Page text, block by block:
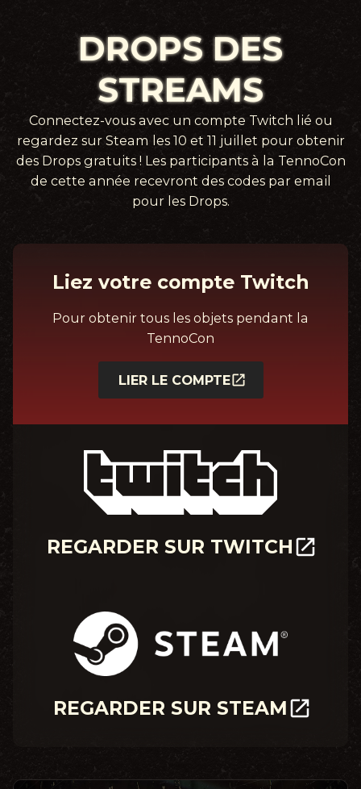
DROPS DES
STREAMS
Connectez-vous avec un compte Twitch lié ou
regardez sur Steam les 10 et 11 juillet pour obtenir
des Drops gratuits ! Les participants à la TennoCon
de cette année recevront des codes par email
pour les Drops.
Liez votre compte Twitch
Pour obtenir tous les objets pendant la
TennoCon
LIER LE COMPTE
REGARDER SUR TWITCH
REGARDER SUR STEAM